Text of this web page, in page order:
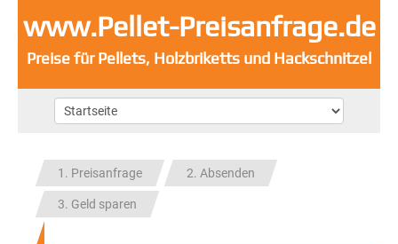
www.Pellet-Preisanfrage.de
Preise für Pellets, Holzbriketts und Hackschnitzel
1. Preisanfrage 2. Absenden
3. Geld sparen